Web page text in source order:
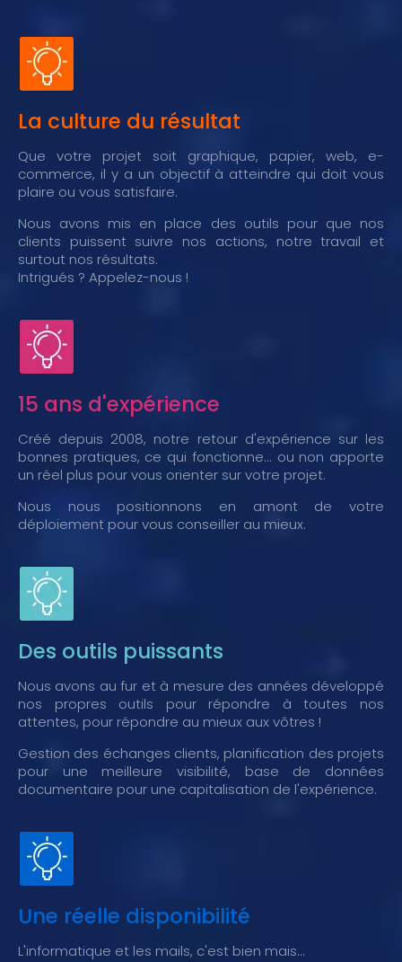
La culture du résultat
Que votre projet soit graphique, papier, web, e-
commerce, il y a un objectif à atteindre qui doit vous
plaire ou vous satisfaire.
Nous avons mis en place des outils pour que nos
clients puissent suivre nos actions, notre travail et
surtout nos résultats.
Intrigués ? Appelez-nous !
15 ans d'expérience
Créé depuis 2008, notre retour d'expérience sur les
bonnes pratiques, ce qui fonctionne... ou non apporte
un réel plus pour vous orienter sur votre projet.
Nous nous positionnons en amont de votre
déploiement pour vous conseiller au mieux.
Des outils puissants
Nous avons au fur et à mesure des années développé
nos propres outils pour répondre à toutes nos
attentes, pour répondre au mieux aux vôtres !
Gestion des échanges clients, planification des projets
pour une meilleure visibilité, base de données
documentaire pour une capitalisation de l'expérience.
Une réelle disponibilité
L'informatique et les mails, c'est bien mais...